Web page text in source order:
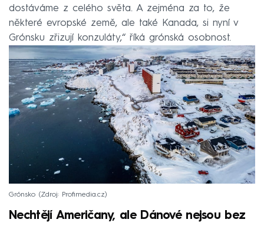
dostáváme z celého světa. A zejména za to, že
některé evropské země, ale také Kanada, si nyní v
Grónsku zřizují konzuláty,“ říká grónská osobnost.
Grónsko Zdroj: Profimedia.cz
Nechtějí Američany, ale Dánové nejsou bez